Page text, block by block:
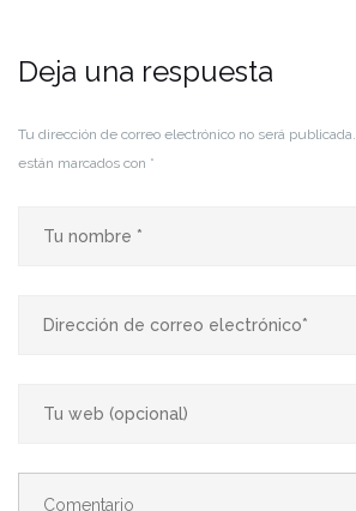
Deja una respuesta
Tu dirección de correo electrónico no será publicada.
están marcados con *